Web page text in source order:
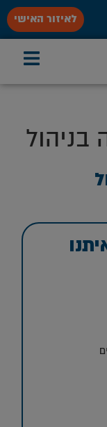
לאיזור האישי
בניהול